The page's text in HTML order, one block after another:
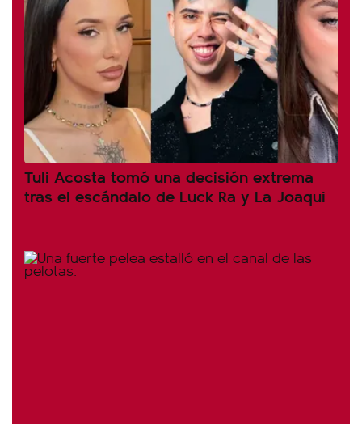
Tuli Acosta tomó una decisión extrema
tras el escándalo de Luck Ra y La Joaqui